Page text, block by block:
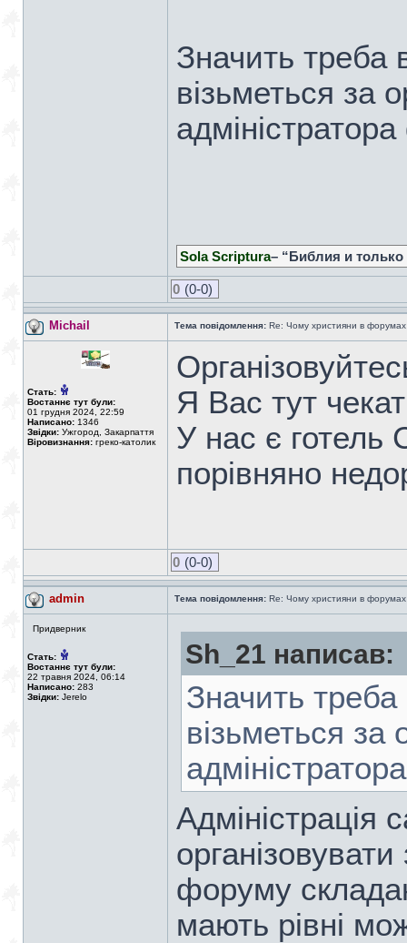
Значить треба
візьметься за
Sola Scriptura– “Библия и
0 (0-0)
Michail Тема повідомлення: Re: Чому християни в форумах
Стать:
Востаннє тут були:
01 грудня 2024, 22:59
Написано: 1346
Звідки: Ужгород, Закарпаття
Віровизнання: греко-католик
Я Вас тут
У нас є готель
порівняно
0 (0-0)
admin Тема повідомлення: Re: Чому християни в форумах
Придверник
Стать:
Востаннє тут були:
22 травня 2024, 06:14
Написано: 283
Звідки: Jerelo
Sh_21 написав:
Значить треба
візьметься за
Адміністрація
організовувати
форуму
мають рівні